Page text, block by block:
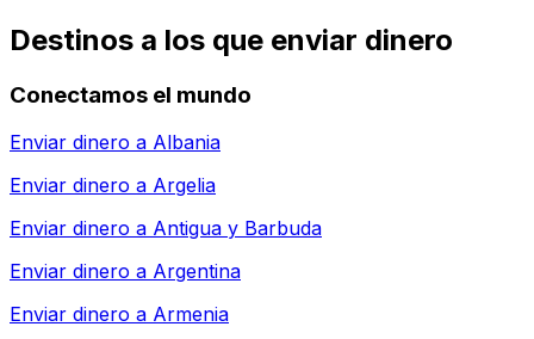
Destinos a los que enviar dinero
Conectamos el mundo
Enviar dinero a Albania
Enviar dinero a Argelia
Enviar dinero a Antigua y Barbuda
Enviar dinero a Argentina
Enviar dinero a Armenia